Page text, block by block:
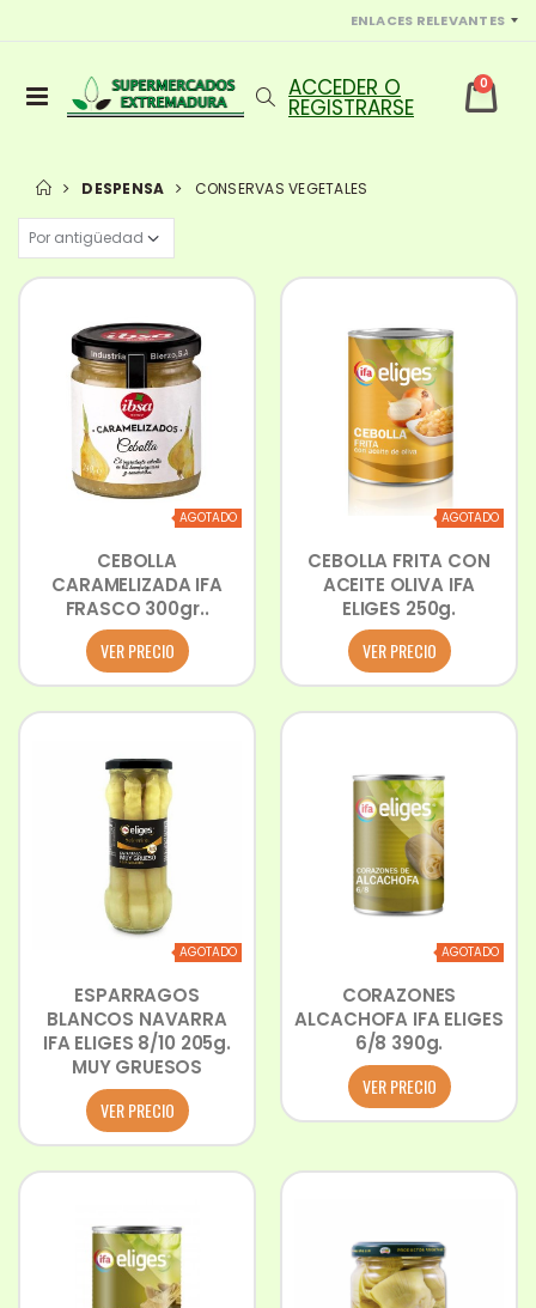
ENLACES RELEVANTES
0
DESPENSA CONSERVAS VEGETALES
AGOTADO
CEBOLLA
CARAMELIZADA IFA
FRASCO 300gr..
VER PRECIO
AGOTADO
CEBOLLA FRITA CON
ACEITE OLIVA IFA
ELIGES 250g.
VER PRECIO
AGOTADO
ESPARRAGOS
BLANCOS NAVARRA
IFA ELIGES 8/10 205g.
MUY GRUESOS
VER PRECIO
AGOTADO
CORAZONES
ALCACHOFA IFA ELIGES
6/8 390g.
VER PRECIO